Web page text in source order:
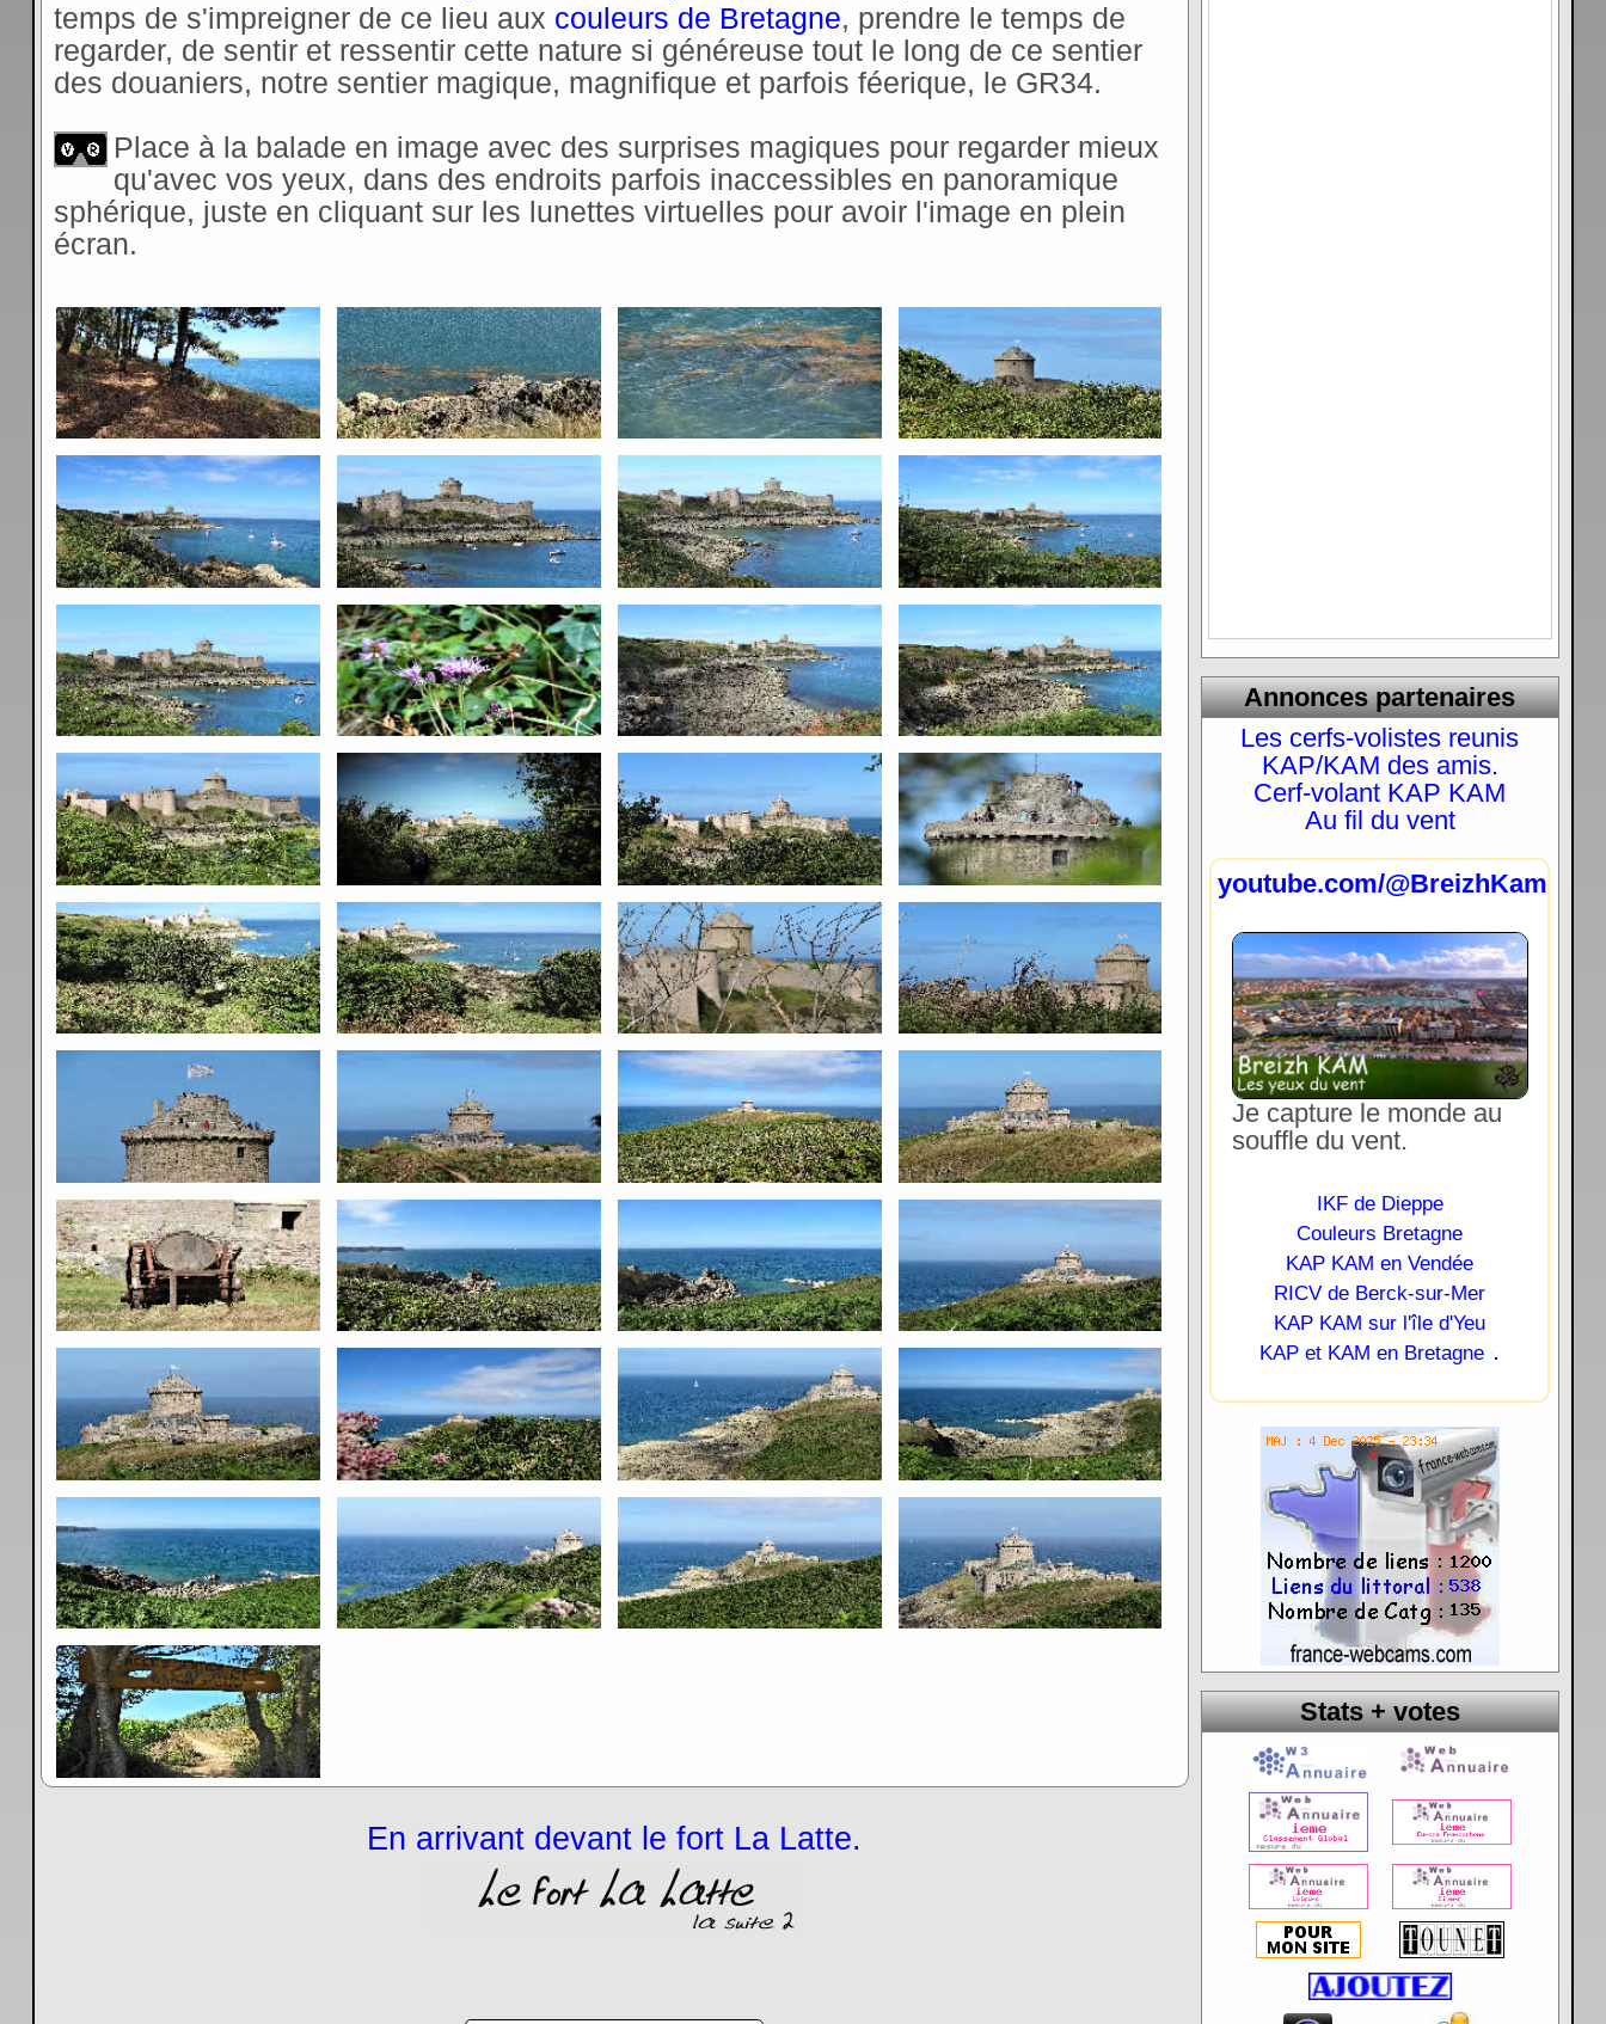
temps de s'impreigner de ce lieu aux couleurs de Bretagne, prendre le temps de
regarder, de sentir et ressentir cette nature si généreuse tout le long de ce sentier
des douaniers, notre sentier magique, magnifique et parfois féerique, le GR34.
Place à la balade en image avec des surprises magiques pour regarder mieux
qu'avec vos yeux, dans des endroits parfois inaccessibles en panoramique
sphérique, juste en cliquant sur les lunettes virtuelles pour avoir l'image en plein
écran.
En arrivant devant le fort La Latte.
Annonces partenaires
Les cerfs-volistes reunis
KAP/KAM des amis.
Cerf-volant KAP KAM
Au fil du vent
youtube.com/@BreizhKam
Je capture le monde au
souffle du vent.
IKF de Dieppe
Couleurs Bretagne
KAP KAM en Vendée
RICV de Berck-sur-Mer
KAP KAM sur l'île d'Yeu
KAP et KAM en Bretagne .
Stats + votes